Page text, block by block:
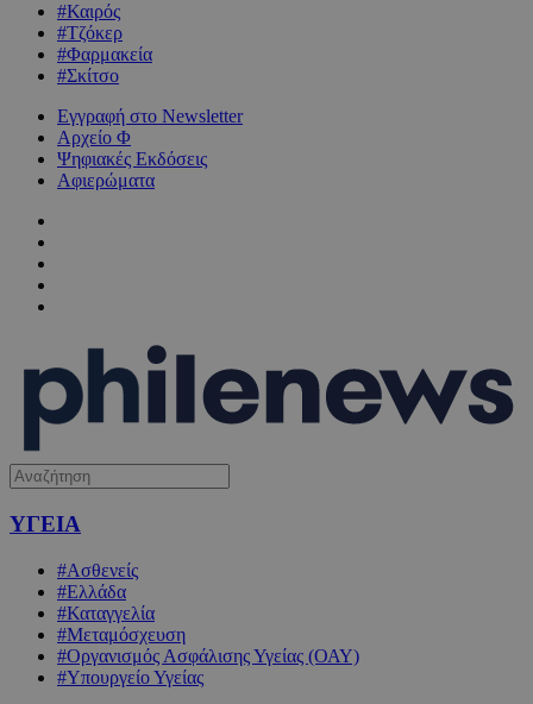
#Καιρός
#Τζόκερ
#Φαρμακεία
#Σκίτσο
Εγγραφή στο Newsletter
Αρχείο Φ
Ψηφιακές Εκδόσεις
Αφιερώματα
ΥΓΕΙΑ
#Ασθενείς
#Ελλάδα
#Καταγγελία
#Μεταμόσχευση
#Οργανισμός Ασφάλισης Υγείας (ΟΑΥ)
#Υπουργείο Υγείας